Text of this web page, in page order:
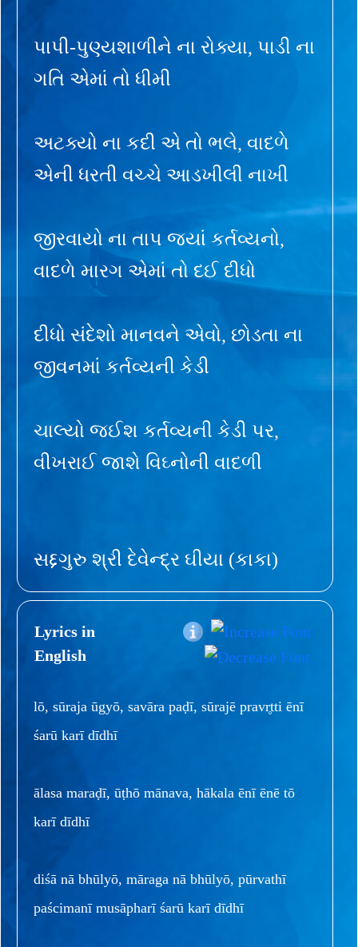
પાપી-પુણ્યશાળીને ના રોક્યા, પાડી ના
ગતિ એમાં તો ધીમી
અટક્યો ના કદી એ તો ભલે, વાદળે
એની ધરતી વચ્ચે આડખીલી નાખી
જીરવાયો ના તાપ જ્યાં કર્તવ્યનો,
વાદળે મારગ એમાં તો દઈ દીધો
દીધો સંદેશો માનવને એવો, છોડતા ના
જીવનમાં કર્તવ્યની કેડી
ચાલ્યો જઈશ કર્તવ્યની કેડી પર,
વીખરાઈ જાશે વિઘ્નોની વાદળી
સદ્દગુરુ શ્રી દેવેન્દ્ર ઘીયા (કાકા)
Lyrics in
English
lō, sūraja ūgyō, savāra paḍī, sūrajē pravr̥tti ēnī
śarū karī dīdhī
ālasa maraḍī, ūṭhō mānava, hākala ēnī ēnē tō
karī dīdhī
diśā nā bhūlyō, māraga nā bhūlyō, pūrvathī
paścimanī musāpharī śarū karī dīdhī